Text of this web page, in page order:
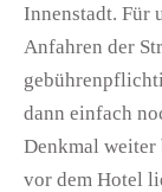
Innenstadt. Für
Anfahren der
dann einfach
Denkmal weiter
vor dem Hotel